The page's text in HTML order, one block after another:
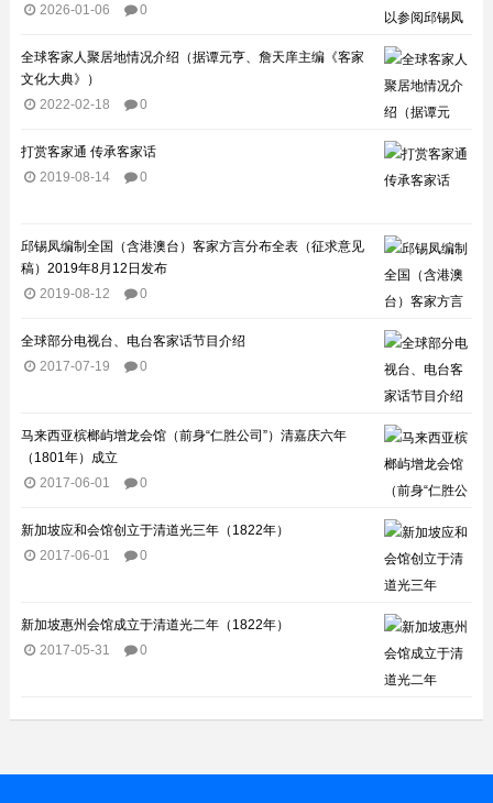
2026-01-06
0
全球客家人聚居地情况介绍（据谭元亨、詹天庠主编《客家
文化大典》）
2022-02-18
0
打赏客家通 传承客家话
2019-08-14
0
邱锡凤编制全国（含港澳台）客家方言分布全表（征求意见
稿）2019年8月12日发布
2019-08-12
0
全球部分电视台、电台客家话节目介绍​
2017-07-19
0
马来西亚槟榔屿增龙会馆（前身“仁胜公司”）清嘉庆六年
（1801年）成立
2017-06-01
0
新加坡应和会馆创立于清道光三年（1822年）
2017-06-01
0
新加坡惠州会馆成立于清道光二年（1822年）
2017-05-31
0